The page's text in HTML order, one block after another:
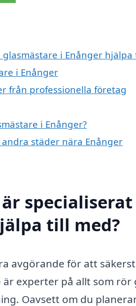
i Enånger hjälpa
i Enånger
från professionella företag
i Enånger?
städer nära Enånger
specialiserat
till med?
avgörande för att
experter på allt som rör
Oavsett om du